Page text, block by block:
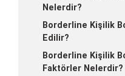
Nelerdir?
Borderline Kişilik
Edilir?
Borderline Kişilik
Faktörler Nelerdir?